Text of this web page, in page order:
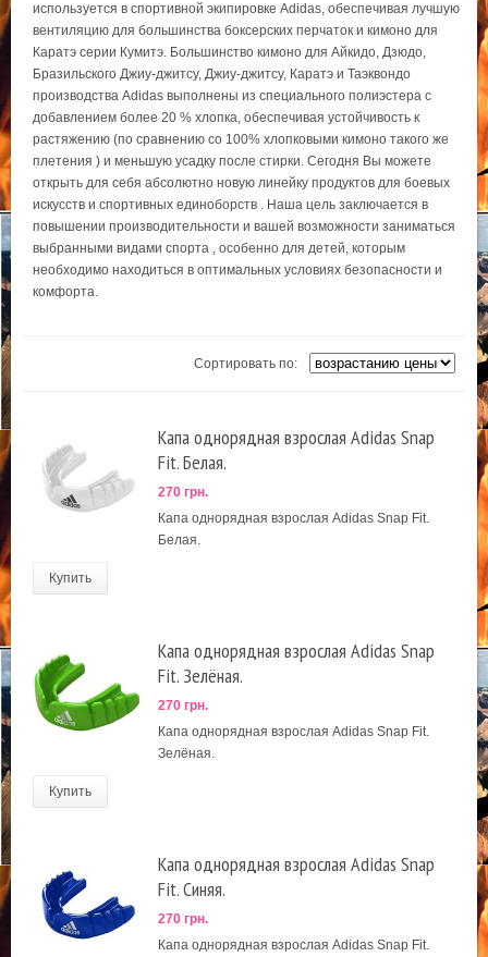
используется в спортивной экипировке Adidas, обеспечивая лучшую
вентиляцию для большинства боксерских перчаток и кимоно для
Каратэ серии Кумитэ. Большинство кимоно для Айкидо, Дзюдо,
Бразильского Джиу-джитсу, Джиу-джитсу, Каратэ и Таэквондо
производства Аdidas выполнены из специального полиэстера с
добавлением более 20 % хлопка, обеспечивая устойчивость к
растяжению (по сравнению со 100% хлопковыми кимоно такого же
плетения ) и меньшую усадку после стирки. Сегодня Вы можете
открыть для себя абсолютно новую линейку продуктов для боевых
искусств и спортивных единоборств . Наша цель заключается в
повышении производительности и вашей возможности заниматься
выбранными видами спорта , особенно для детей, которым
необходимо находиться в оптимальных условиях безопасности и
комфорта.
Сортировать по:
Капа однорядная взрослая Adidas Snap
Fit. Белая.
270 грн.
Капа однорядная взрослая Adidas Snap Fit.
Белая.
Купить
Капа однорядная взрослая Adidas Snap
Fit. Зелёная.
270 грн.
Капа однорядная взрослая Adidas Snap Fit.
Зелёная.
Купить
Капа однорядная взрослая Adidas Snap
Fit. Синяя.
270 грн.
Капа однорядная взрослая Adidas Snap Fit.